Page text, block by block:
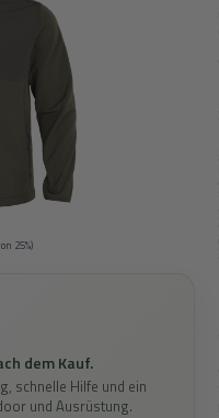
25%)
dem Kauf.
schnelle Hilfe und ein
und Ausrüstung.